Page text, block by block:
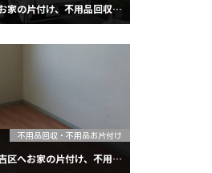
大阪府貝塚市へお家の片付け、不用品回収に行ってきました。
不用品回収・不用品お片付け
大阪府大阪市住吉区へお家の片付け、不用品回収に行ってきました。